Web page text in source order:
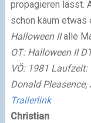
propagieren lässt.
schon kaum etwas
Halloween IIalle
OT: Halloween II
VÖ: 1981 Laufzeit:
Donald Pleasence,
Trailerlink
Christian